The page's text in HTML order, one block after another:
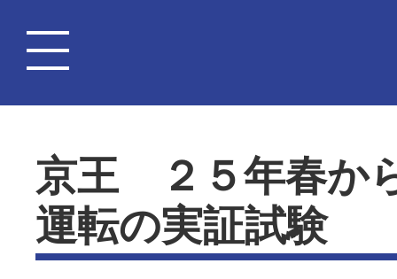
京王 ２５年春か
運転の実証試験